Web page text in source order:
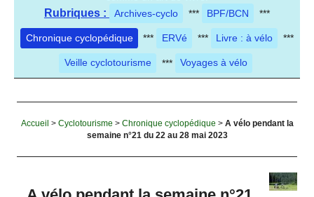
Rubriques : Archives-cyclo *** BPF/BCN ***
Chronique cyclopédique *** ERVé *** Livre : à vélo ***
Veille cyclotourisme *** Voyages à vélo
Accueil > Cyclotourisme > Chronique cyclopédique > A vélo pendant la
semaine n°21 du 22 au 28 mai 2023